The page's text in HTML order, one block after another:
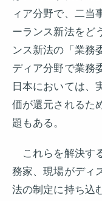
ィア分野で、二当
ーランス新法をど
ンス新法の「業務
ディア分野で業務
日本においては、
価が還元されるた
題もある。
これらを解決す
務家、現場がディ
法の制定に持ち込